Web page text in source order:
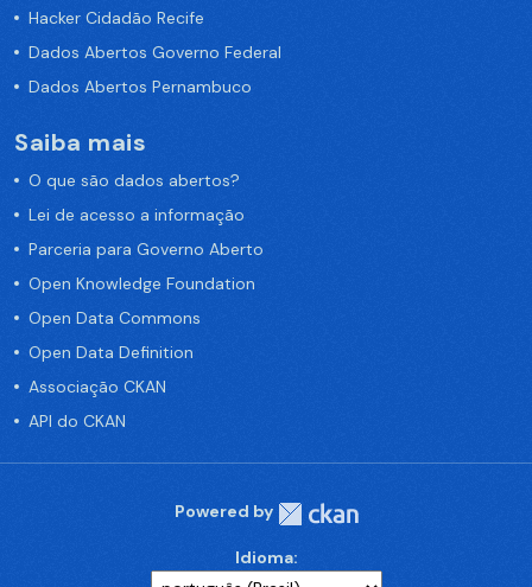
Hacker Cidadão Recife
Dados Abertos Governo Federal
Dados Abertos Pernambuco
Saiba mais
O que são dados abertos?
Lei de acesso a informação
Parceria para Governo Aberto
Open Knowledge Foundation
Open Data Commons
Open Data Definition
Associação CKAN
API do CKAN
Powered by
Idioma